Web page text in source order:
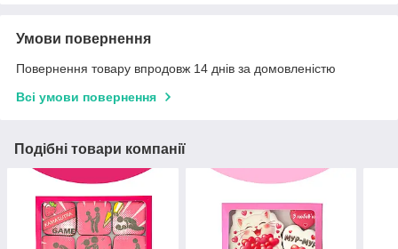
Умови повернення
Повернення товару впродовж 14 днів за домовленістю
Всі умови повернення
Подібні товари компанії